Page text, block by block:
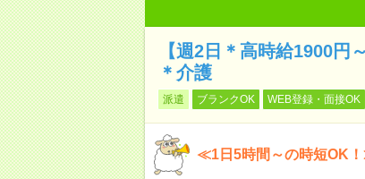
【週2日＊高時給1900円
＊介護
派遣 ブランクOK WEB登録・面接OK
≪1日5時間～の時短OK！